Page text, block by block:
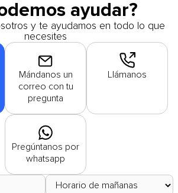
ayudar?
y te ayudamos en todo lo que
necesites
Mándanos un
correo con tu
pregunta
Llámanos
Pregúntanos por
whatsapp